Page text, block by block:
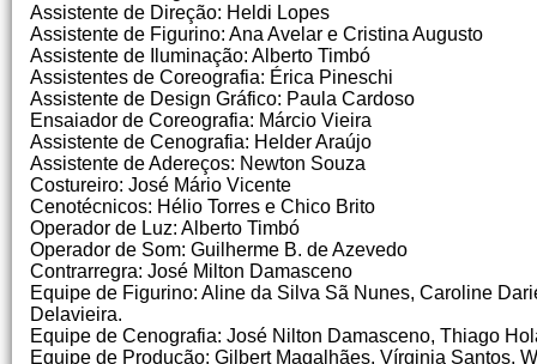
Assistente de Direção: Heldi Lopes
Assistente de Figurino: Ana Avelar e Cristina Augusto
Assistente de Iluminação: Alberto Timbó
Assistentes de Coreografia: Érica Pineschi
Assistente de Design Gráfico: Paula Cardoso
Ensaiador de Coreografia: Márcio Vieira
Assistente de Cenografia: Helder Araújo
Assistente de Adereços: Newton Souza
Costureiro: José Mário Vicente
Cenotécnicos: Hélio Torres e Chico Brito
Operador de Luz: Alberto Timbó
Operador de Som: Guilherme B. de Azevedo
Contrarregra: José Milton Damasceno
Equipe de Figurino: Aline da Silva Sã Nunes, Caroline
Delavieira.
Equipe de Cenografia: José Nilton Damasceno, Thiago
Equipe de Produção: Gilbert Magalhães, Vírginia Santos,